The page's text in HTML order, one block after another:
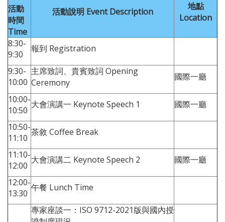
活動
時間
Time
活動說明 Event Description
地點
Location
8:30-
9:30
報到 Registration
9:30-
10:00
主席致詞、貴賓致詞 Opening
Ceremony
國際一廳
10:00-
10:50
大會演講一 Keynote Speech 1 國際一廳
10:50-
11:10
茶敘 Coffee Break
11:10-
12:00
大會演講二 Keynote Speech 2 國際一廳
12:00-
13:30
午餐 Lunch Time
專家座談一：ISO 9712-2021版與國內授